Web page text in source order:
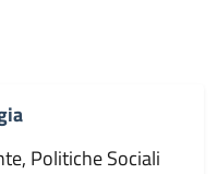
Politiche Sociali